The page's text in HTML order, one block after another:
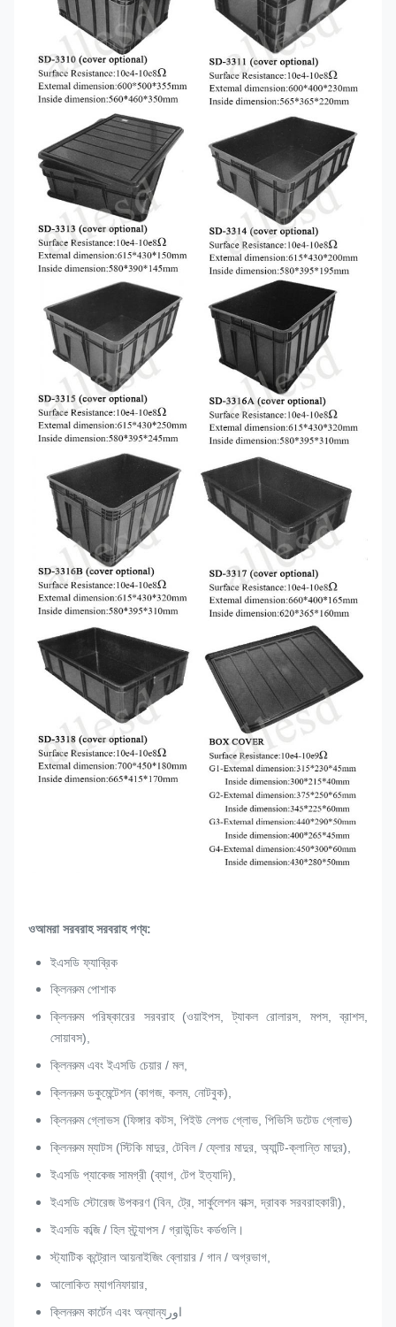
ওআমরা সরবরাহ সরবরাহ পণ্য:
ইএসডি ফ্যাব্রিক
ক্লিনরুম পোশাক
ক্লিনরুম পরিষ্কারের সরবরাহ (ওয়াইপস, ট্যাকল রোলারস, মপস, ব্রাশস,
সোয়াবস),
ক্লিনরুম এবং ইএসডি চেয়ার / মল,
ক্লিনরুম ডকুমেন্টেশন (কাগজ, কলম, নোটবুক),
ক্লিনরুম গ্লোভস (ফিঙ্গার কটস, পিইউ লেপড গ্লোভ, পিভিসি ডটেড গ্লোভ)
ক্লিনরুম ম্যাটস (স্টিকি মাদুর, টেবিল / ফ্লোর মাদুর, অ্যান্টি-ক্লান্তি মাদুর),
ইএসডি প্যাকেজ সামগ্রী (ব্যাগ, টেপ ইত্যাদি),
ইএসডি স্টোরেজ উপকরণ (বিন, ট্রে, সার্কুলেশন বাক্স, দ্রাবক সরবরাহকারী),
ইএসডি কব্জি / হিল স্ট্র্যাপস / গ্রাউন্ডিং কর্ডগুলি।
স্ট্যাটিক কন্ট্রোল আয়নাইজিং ব্লোয়ার / গান / অগ্রভাগ,
আলোকিত ম্যাগনিফায়ার,
ক্লিনরুম কার্টেন এবং অন্যান্য اور